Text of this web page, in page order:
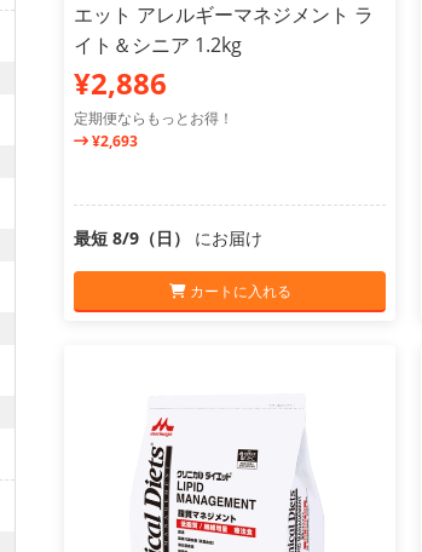
エット アレルギーマネジメント ラ
イト＆シニア 1.2kg
¥2,886
定期便ならもっとお得！
¥2,693
最短 8/9（日） にお届け
カートに入れる